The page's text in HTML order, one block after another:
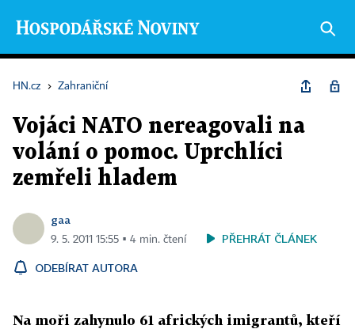
HN.cz › Zahraniční
Vojáci NATO nereagovali na
volání o pomoc. Uprchlíci
zemřeli hladem
gaa
9. 5. 2011 15:55 ▪ 4 min. čtení PŘEHRÁT ČLÁNEK
ODEBÍRAT AUTORA
Na moři zahynulo 61 afrických imigrantů, kteří